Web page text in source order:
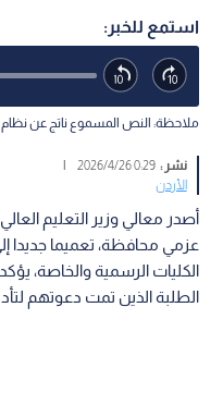
استمع للخبر:
ملاحظة: النص المسموع ناتج عن نظام
نشر :0:29 2026/4/26
|
الأردن
أصدر معالي وزير التعليم
عزمي محافظة، تعميما جديدا
الكليات الرسمية والخاصة،
الطلبة الذين تمت دعوتهم